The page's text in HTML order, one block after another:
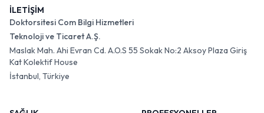
İLETİŞİM
Doktorsitesi Com Bilgi Hizmetleri
Teknoloji ve Ticaret A.Ş.
Maslak Mah. Ahi Evran Cd. A.O.S 55 Sokak No:2 Aksoy Plaza Giriş
Kat Kolektif House
İstanbul, Türkiye